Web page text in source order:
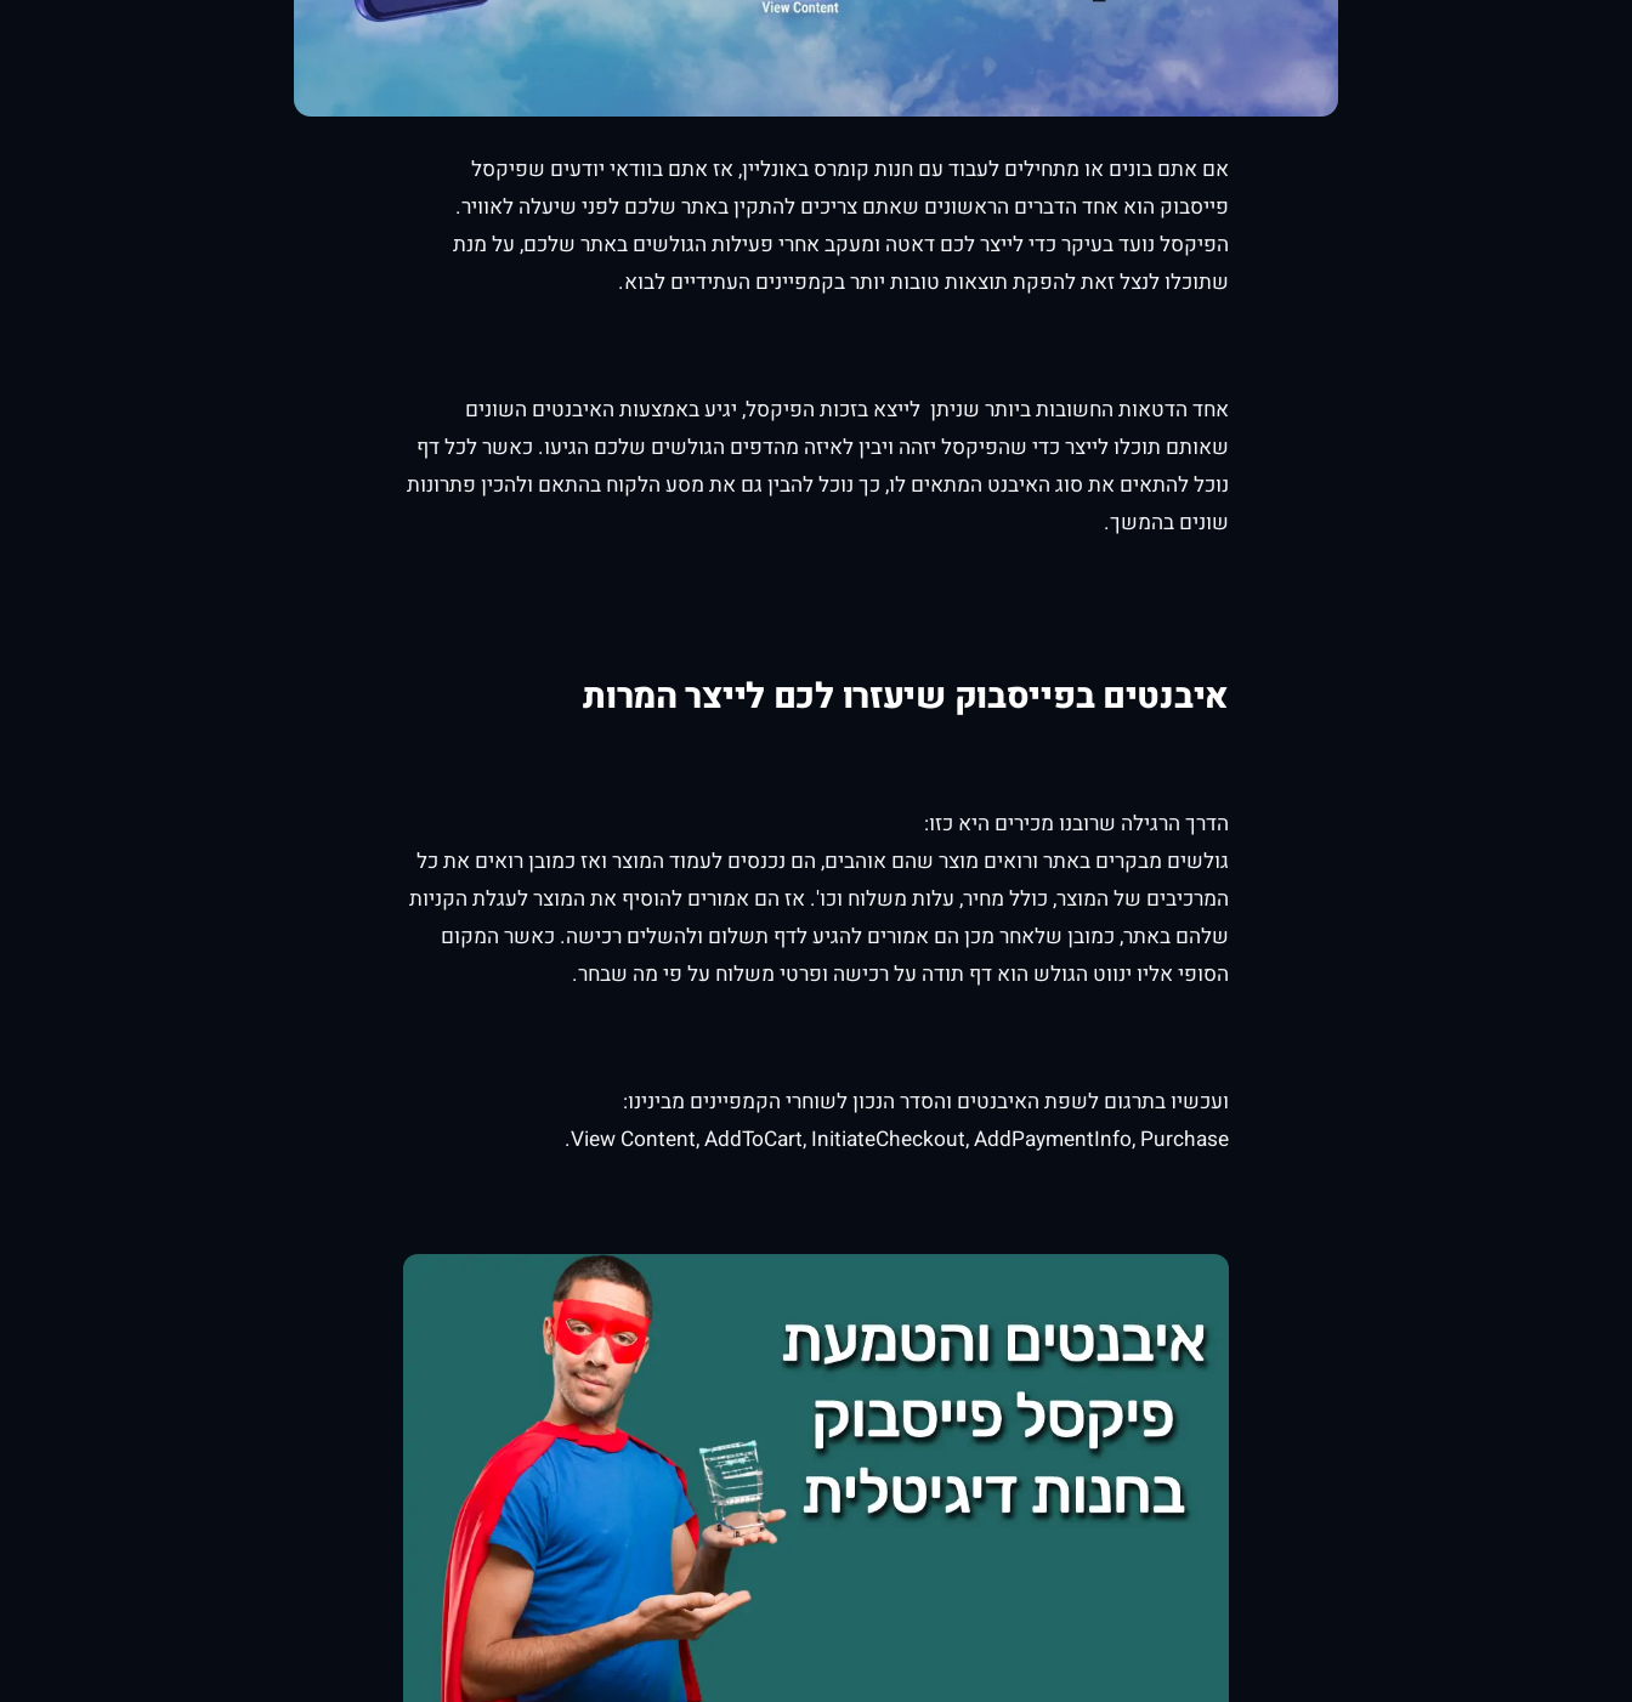
אם אתם בונים או מתחילים לעבוד עם חנות קומרס באונליין, אז אתם בוודאי יודעים שפיקסל
פייסבוק הוא אחד הדברים הראשונים שאתם צריכים להתקין באתר שלכם לפני שיעלה לאוויר.
הפיקסל נועד בעיקר כדי לייצר לכם דאטה ומעקב אחרי פעילות הגולשים באתר שלכם, על מנת
שתוכלו לנצל זאת להפקת תוצאות טובות יותר בקמפיינים העתידיים לבוא.
אחד הדטאות החשובות ביותר שניתן לייצא בזכות הפיקסל, יגיע באמצעות האיבנטים השונים
שאותם תוכלו לייצר כדי שהפיקסל יזהה ויבין לאיזה מהדפים הגולשים שלכם הגיעו. כאשר לכל דף
נוכל להתאים את סוג האיבנט המתאים לו, כך נוכל להבין גם את מסע הלקוח בהתאם ולהכין פתרונות
שונים בהמשך.
איבנטים בפייסבוק שיעזרו לכם לייצר המרות
הדרך הרגילה שרובנו מכירים היא כזו:
גולשים מבקרים באתר ורואים מוצר שהם אוהבים, הם נכנסים לעמוד המוצר ואז כמובן רואים את כל
המרכיבים של המוצר, כולל מחיר, עלות משלוח וכו'. אז הם אמורים להוסיף את המוצר לעגלת הקניות
שלהם באתר, כמובן שלאחר מכן הם אמורים להגיע לדף תשלום ולהשלים רכישה. כאשר המקום
הסופי אליו ינווט הגולש הוא דף תודה על רכישה ופרטי משלוח על פי מה שבחר.
ועכשיו בתרגום לשפת האיבנטים והסדר הנכון לשוחרי הקמפיינים מבינינו:
View Content, AddToCart, InitiateCheckout, AddPaymentInfo, Purchase.